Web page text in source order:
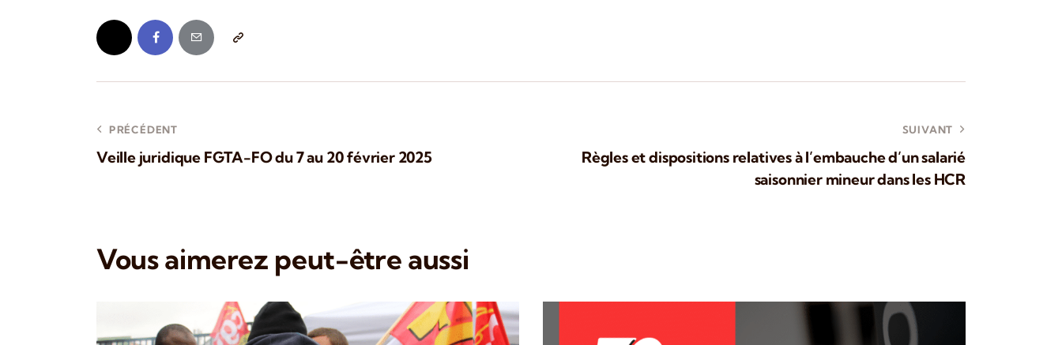
PRÉCÉDENT
Veille juridique FGTA-FO du 7 au 20 février 2025
SUIVANT
Règles et dispositions relatives à l’embauche d’un salarié
saisonnier mineur dans les HCR
Vous aimerez peut-être aussi